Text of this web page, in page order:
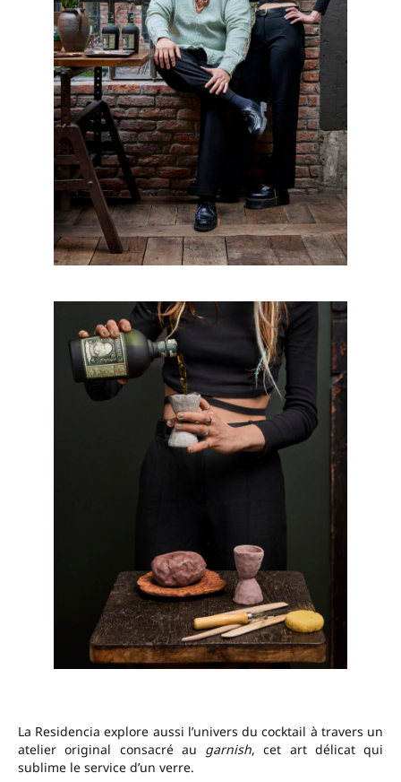
La Residencia explore aussi l’univers du cocktail à travers un
atelier original consacré au garnish, cet art délicat qui
sublime le service d’un verre.